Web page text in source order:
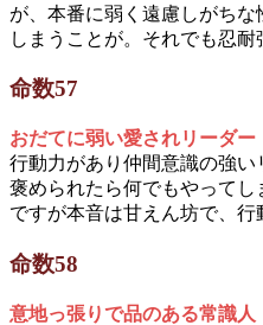
が、本番に弱く遠慮しがち
しまうことが。それでも忍耐
命数57
おだてに弱い愛されリーダー
行動力があり仲間意識の強い
褒められたら何でもやって
ですが本音は甘えん坊で、行
命数58
意地っ張りで品のある常識人